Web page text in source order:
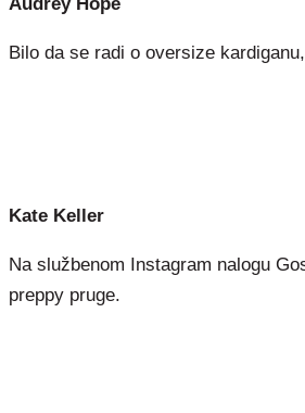
Bilo da se radi o oversize
Kate Keller
Na službenom Instagram nalogu
preppy pruge.